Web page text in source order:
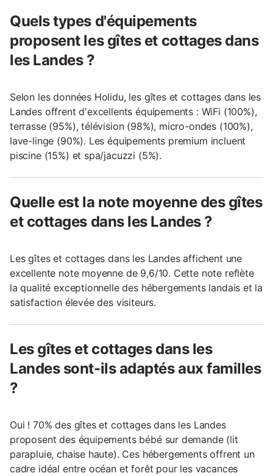
Quels types d'équipements
proposent les gîtes et cottages dans
les Landes ?
Selon les données Holidu, les gîtes et cottages dans les
Landes offrent d'excellents équipements : WiFi (100%),
terrasse (95%), télévision (98%), micro-ondes (100%),
lave-linge (90%). Les équipements premium incluent
piscine (15%) et spa/jacuzzi (5%).
Quelle est la note moyenne des gîtes
et cottages dans les Landes ?
Les gîtes et cottages dans les Landes affichent une
excellente note moyenne de 9,6/10. Cette note reflète
la qualité exceptionnelle des hébergements landais et la
satisfaction élevée des visiteurs.
Les gîtes et cottages dans les
Landes sont-ils adaptés aux familles
?
Oui ! 70% des gîtes et cottages dans les Landes
proposent des équipements bébé sur demande (lit
parapluie, chaise haute). Ces hébergements offrent un
cadre idéal entre océan et forêt pour les vacances